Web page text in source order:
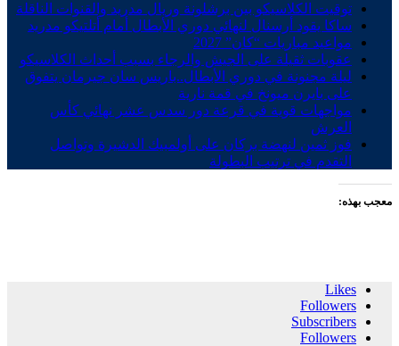
توقيت الكلاسيكو بين برشلونة وريال مدريد والقنوات الناقلة
ساكا يقود أرسنال لنهائي دوري الأبطال أمام أتلتيكو مدريد
مواعيد مباريات “كان” 2027
عقوبات ثقيلة على الجيش والرجاء بسبب أحداث الكلاسيكو
ليلة مجنونة في دوري الأبطال..باريس سان جيرمان يتفوق
على بايرن ميونخ في قمة نارية
مواجهات قوية في قرعة دور سدس عشر نهائي كأس
العرش
فوز ثمين لنهضة بركان على أولمبيك الدشيرة وتواصل
التقدم في ترتيب البطولة
معجب بهذه:
Likes
Followers
Subscribers
Followers